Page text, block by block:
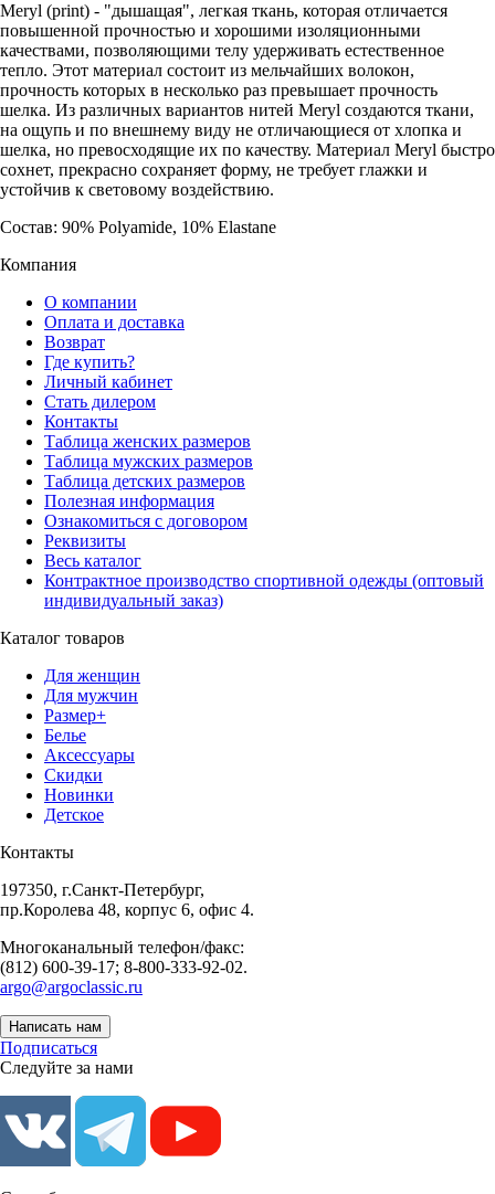
Meryl (print) - "дышащая", легкая ткань, которая отличается
повышенной прочностью и хорошими изоляционными
качествами, позволяющими телу удерживать естественное
тепло. Этот материал состоит из мельчайших волокон,
прочность которых в несколько раз превышает прочность
шелка. Из различных вариантов нитей Meryl создаются ткани,
на ощупь и по внешнему виду не отличающиеся от хлопка и
шелка, но превосходящие их по качеству. Материал Meryl быстро
сохнет, прекрасно сохраняет форму, не требует глажки и
устойчив к световому воздействию.
Состав: 90% Polyamide, 10% Elastane
Компания
О компании
Оплата и доставка
Возврат
Где купить?
Личный кабинет
Стать дилером
Контакты
Таблица женских размеров
Таблица мужских размеров
Таблица детских размеров
Полезная информация
Ознакомиться с договором
Реквизиты
Весь каталог
Контрактное производство спортивной одежды (оптовый
индивидуальный заказ)
Каталог товаров
Для женщин
Для мужчин
Размер+
Белье
Аксессуары
Скидки
Новинки
Детское
Контакты
197350, г.Санкт-Петербург,
пр.Королева 48, корпус 6, офис 4.
Многоканальный телефон/факс:
(812) 600-39-17; 8-800-333-92-02.
argo@argoclassic.ru
Написать нам
Подписаться
Следуйте за нами